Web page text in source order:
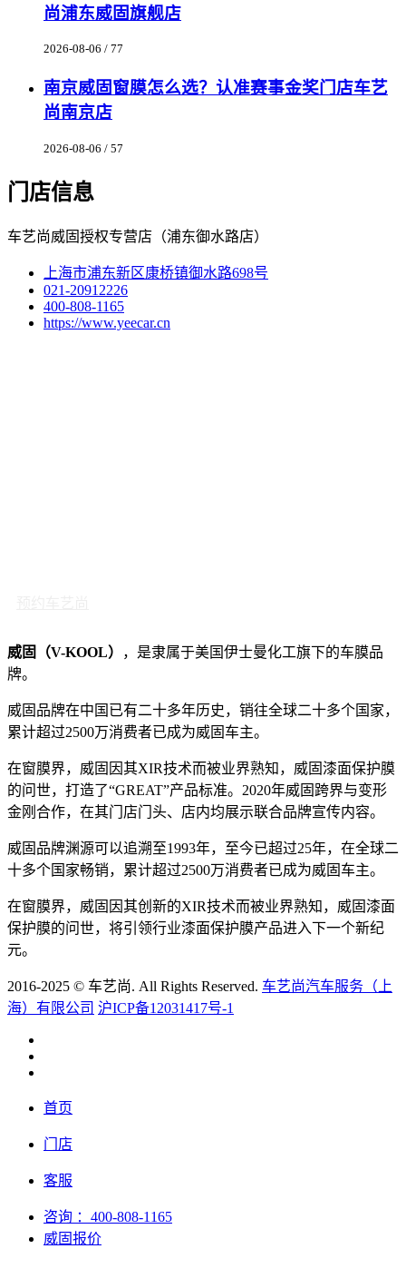
尚浦东威固旗舰店
2026-08-06 / 77
南京威固窗膜怎么选？认准赛事金奖门店车艺
尚南京店
2026-08-06 / 57
门店信息
车艺尚威固授权专营店（浦东御水路店）
上海市浦东新区康桥镇御水路698号
021-20912226
400-808-1165
https://www.yeecar.cn
威固（V-KOOL）
，是隶属于美国伊士曼化工旗下的车膜品
牌。
威固品牌在中国已有二十多年历史，销往全球二十多个国家，
累计超过2500万消费者已成为威固车主。
在窗膜界，威固因其XIR技术而被业界熟知，威固漆面保护膜
的问世，打造了“GREAT”产品标准。2020年威固跨界与变形
金刚合作，在其门店门头、店内均展示联合品牌宣传内容。
威固品牌渊源可以追溯至1993年，至今已超过25年，在全球二
十多个国家畅销，累计超过2500万消费者已成为威固车主。
在窗膜界，威固因其创新的XIR技术而被业界熟知，威固漆面
保护膜的问世，将引领行业漆面保护膜产品进入下一个新纪
元。
2016-2025 © 车艺尚. All Rights Reserved. 车艺尚汽车服务（上
海）有限公司 沪ICP备12031417号-1
首页
门店
客服
咨询 ：400-808-1165
威固报价